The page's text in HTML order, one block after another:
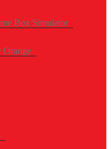
Box Simulator
Orange